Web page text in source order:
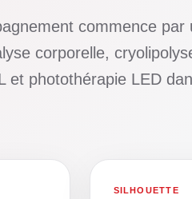
commence par
corporelle,
et photothérapie LED
01
SILHOUETTE